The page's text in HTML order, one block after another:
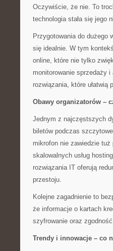
Oczywiście, że nie. To
technologia stała się jego
Przygotowania do dużego
się idealnie. W tym
online, które nie tylko
monitorowanie sprzedaży
rozwiązania, które ułatwią
Obawy organizatorów –
Jednym z najczęstszych
biletów podczas
mikrofon nie zawiedzie
skalowalnych usług
rozwiązania IT oferują
przestoju.
Kolejne zagadnienie to
że informacje o kartach
szyfrowanie oraz
Trendy i innowacje – co